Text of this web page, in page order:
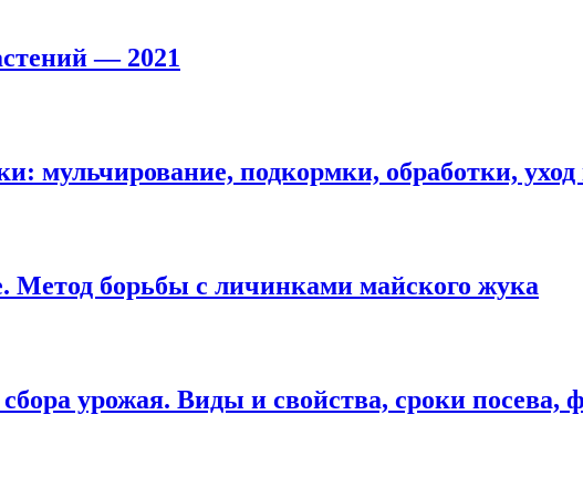
— 2021
мульчирование, подкормки, обработки, уход
Метод борьбы с личинками майского жука
урожая. Виды и свойства, сроки посева,